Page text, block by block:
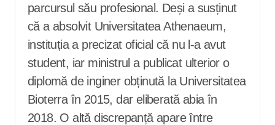
parcursul său profesional. Deși a susținut
că a absolvit Universitatea Athenaeum,
instituția a precizat oficial că nu l-a avut
student, iar ministrul a publicat ulterior o
diplomă de inginer obținută la Universitatea
Bioterra în 2015, dar eliberată abia în
2018. O altă discrepanță apare între